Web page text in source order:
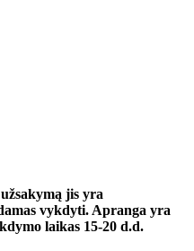
jis yra
vykdyti. Apranga yra
laikas 15-20 d.d.